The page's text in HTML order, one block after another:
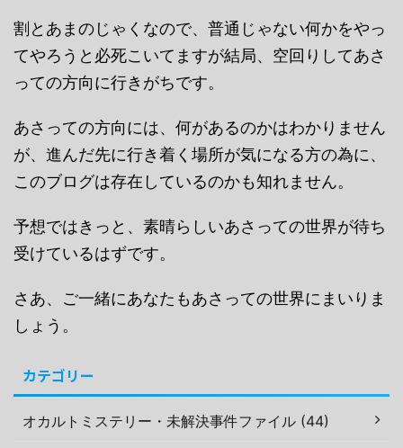
割とあまのじゃくなので、普通じゃない何かをやっ
てやろうと必死こいてますが結局、空回りしてあさ
っての方向に行きがちです。
あさっての方向には、何があるのかはわかりません
が、進んだ先に行き着く場所が気になる方の為に、
このブログは存在しているのかも知れません。
予想ではきっと、素晴らしいあさっての世界が待ち
受けているはずです。
さあ、ご一緒にあなたもあさっての世界にまいりま
しょう。
カテゴリー
オカルトミステリー・未解決事件ファイル (44)